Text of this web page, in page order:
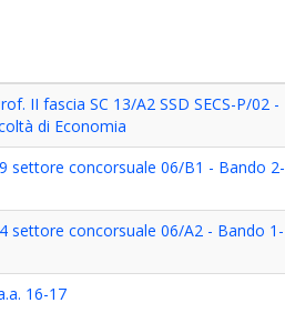
II fascia SC 13/A2 SSD SECS-P/02 -
di Economia
settore concorsuale 06/B1 - Bando 2-
settore concorsuale 06/A2 - Bando 1-
16-17